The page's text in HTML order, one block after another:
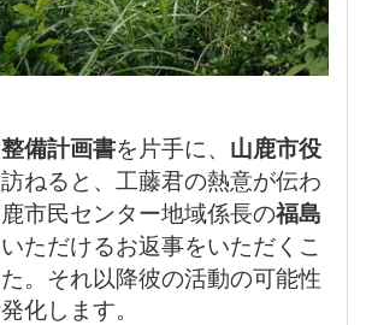
備計画書を片手に、 山鹿市役
ねると、工藤君の熱意が伝わ
市民センター地域係長の福島
ただけるお返事をいただくこ
。それ以降彼の活動の可能性
化します。